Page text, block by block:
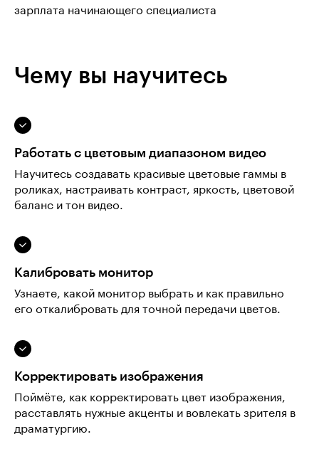
зарплата начинающего специалиста
Чему вы научитесь
Работать с цветовым диапазоном видео
Научитесь создавать красивые цветовые гаммы в
роликах, настраивать контраст, яркость, цветовой
баланс и тон видео.
Калибровать монитор
Узнаете, какой монитор выбрать и как правильно
его откалибровать для точной передачи цветов.
Корректировать изображения
Поймёте, как корректировать цвет изображения,
расставлять нужные акценты и вовлекать зрителя в
драматургию.